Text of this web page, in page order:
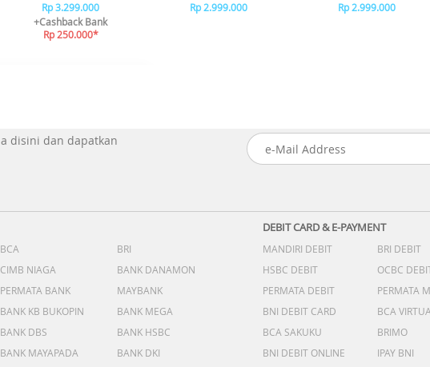
Rp 3.299.000
+Cashback Bank
Rp 250.000*
Rp 2.999.000
Rp 2.999.000
disini dan dapatkan
BCA
BRI
CIMB NIAGA
BANK DANAMON
PERMATA BANK
MAYBANK
BANK KB BUKOPIN
BANK MEGA
BANK DBS
BANK HSBC
BANK MAYAPADA BANK DKI
DEBIT CARD & E-PAYMENT
MANDIRI DEBIT BRI DEBIT
HSBC DEBIT
OCBC
PERMATA DEBIT
PERMATA
BNI DEBIT CARD
BCA
BCA SAKUKU
BRIMO
BNI DEBIT ONLINE
IPAY BNI